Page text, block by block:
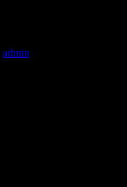
admin